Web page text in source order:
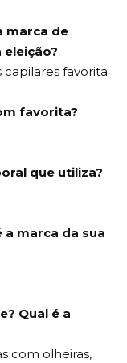
marca de
favorita
favorita?
que utiliza?
a marca da sua
Qual é a
com olheiras,